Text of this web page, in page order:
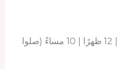
*مواقيت الصلاة: 6 صباحاً | 12 ظهرًا | 10 مساءً (صلوا